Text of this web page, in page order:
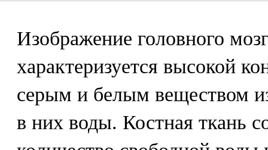
Изображение головного
характеризуется высокой
серым и белым веществом
в них воды. Костная ткань